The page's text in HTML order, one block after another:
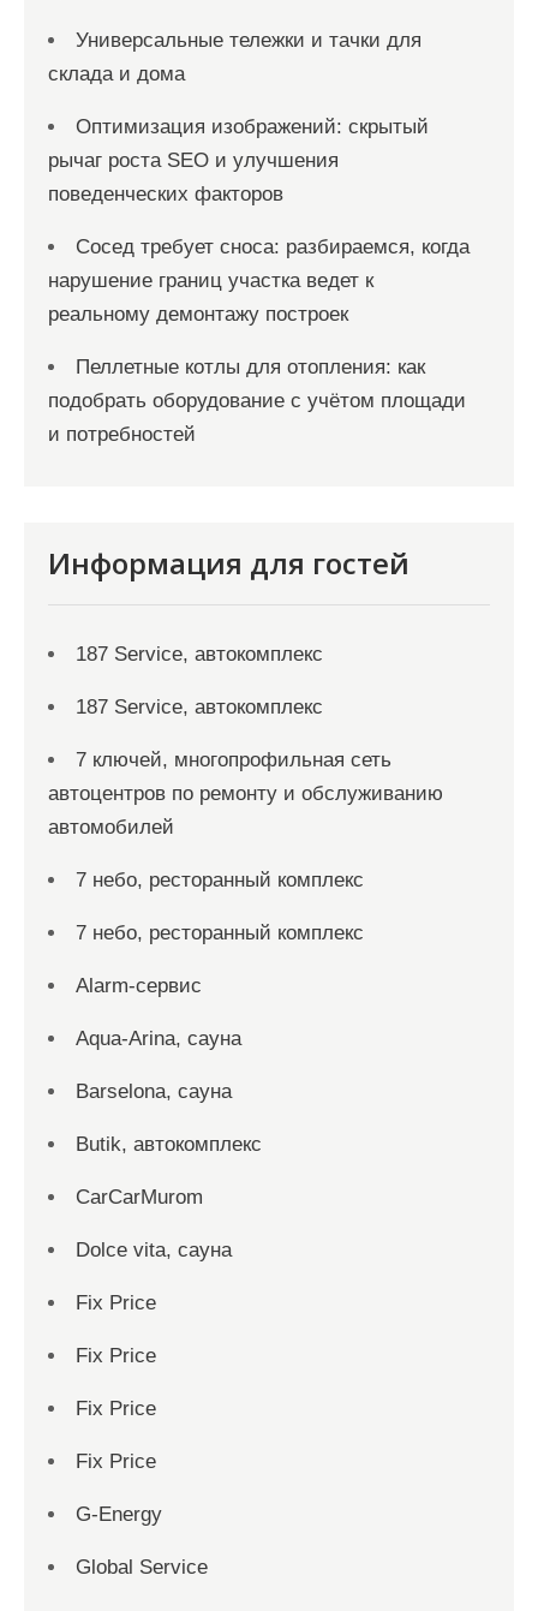
Универсальные тележки и тачки для
склада и дома
Оптимизация изображений: скрытый
рычаг роста SEO и улучшения
поведенческих факторов
Сосед требует сноса: разбираемся, когда
нарушение границ участка ведет к
реальному демонтажу построек
Пеллетные котлы для отопления: как
подобрать оборудование с учётом площади
и потребностей
Информация для гостей
187 Service, автокомплекс
187 Service, автокомплекс
7 ключей, многопрофильная сеть
автоцентров по ремонту и обслуживанию
автомобилей
7 небо, ресторанный комплекс
7 небо, ресторанный комплекс
Alarm-сервис
Aqua-Arina, сауна
Barselona, сауна
Butik, автокомплекс
CarCarMurom
Dolce vita, сауна
Fix Price
Fix Price
Fix Price
Fix Price
G-Energy
Global Service